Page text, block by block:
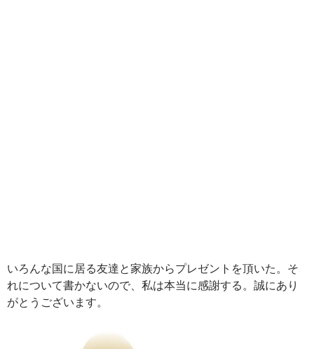
いろんな国に居る友達と家族からプレゼントを頂いた。そ
れについて書かないので、私は本当に感謝する。誠にあり
がとうございます。